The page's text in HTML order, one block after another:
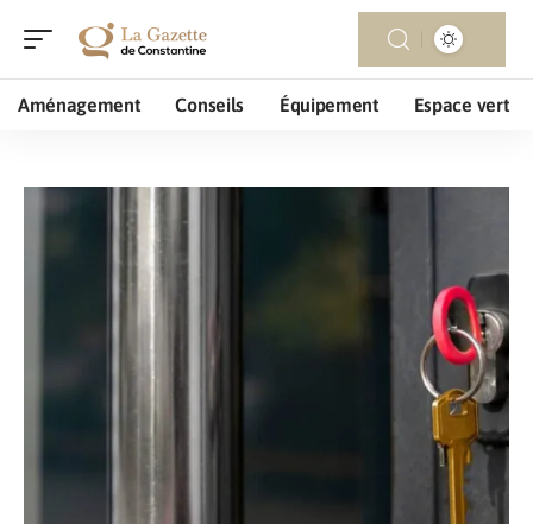
Aménagement Conseils Équipement Espace vert